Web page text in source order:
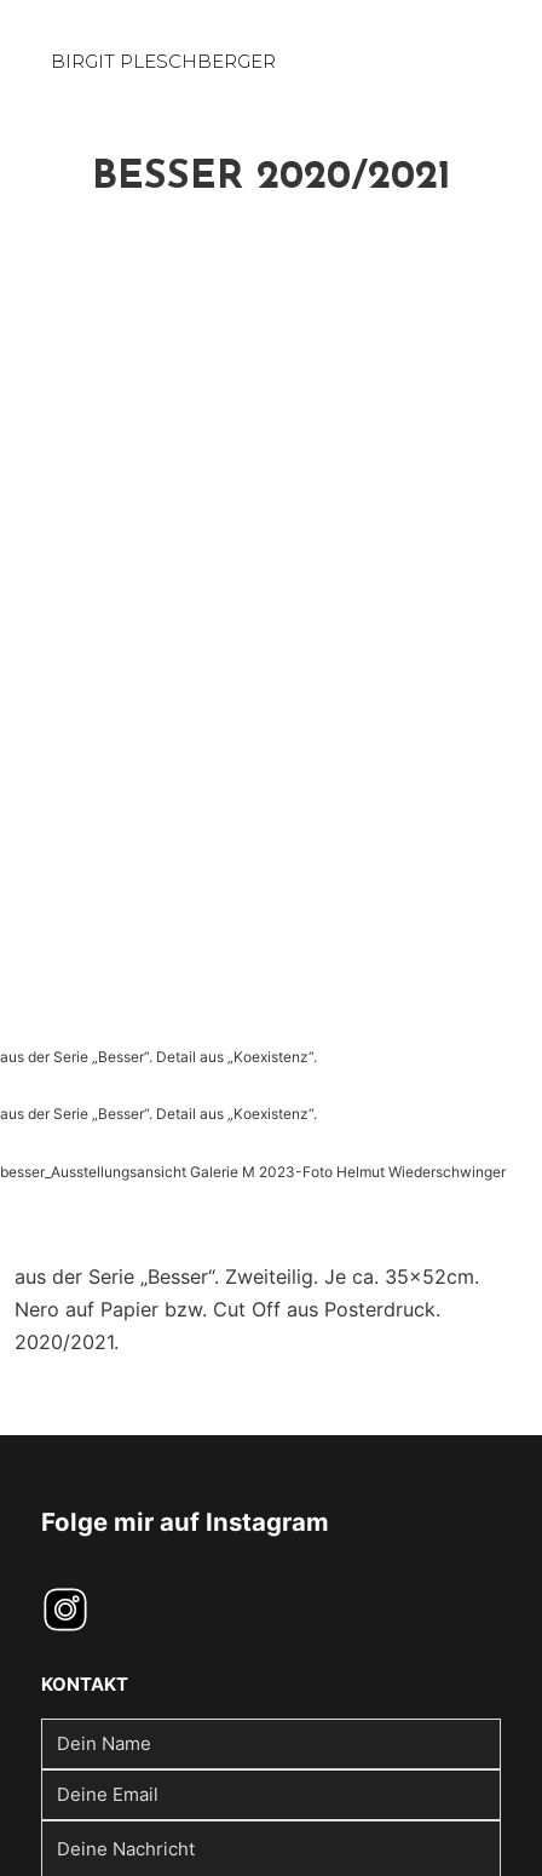
BIRGIT PLESCHBERGER
BESSER 2020/2021
aus der Serie „Besser“. Detail aus „Koexistenz“.
aus der Serie „Besser“. Detail aus „Koexistenz“.
besser_Ausstellungsansicht Galerie M 2023-Foto Helmut Wiederschwinger
aus der Serie „Besser“. Zweiteilig. Je ca. 35x52cm.
Nero auf Papier bzw. Cut Off aus Posterdruck.
2020/2021.
Folge mir auf Instagram
KONTAKT